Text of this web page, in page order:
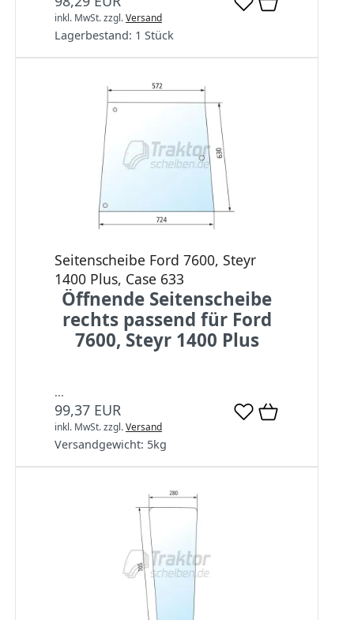
inkl. MwSt.zzgl.Versand
Lagerbestand: 1 Stück
Seitenscheibe Ford 7600, Steyr
1400 Plus, Case 633
Öffnende Seitenscheibe
rechts passend für Ford
7600, Steyr 1400 Plus
...
99,37 EUR
inkl. MwSt.zzgl.Versand
Versandgewicht: 5kg